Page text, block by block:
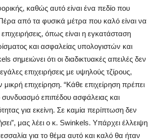
καθώς αυτό είναι ένα πεδίο που
από τα φυσικά μέτρα που καλό είναι να
όπως είναι η εγκατάσταση
και ασφαλείας υπολογιστών και
σημειώνει ότι οι διαδικτυακές απειλές δεν
επιχειρήσεις με υψηλούς τζίρους,
επιχείρηση. “Κάθε επιχείρηση πρέπει
συνδυασμό επιπέδου ασφάλειας και
για εκείνη. Σε καμία περίπτωση δεν
μας λέει ο κ. Swinkels. Υπάρχει έλλειψη
για το θέμα αυτό και καλό θα ήταν